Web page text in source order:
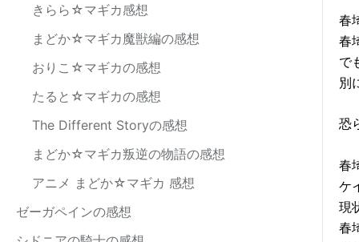
きらら☆マギカ感想
まどか☆マギカ魔獣編の感想
おりこ☆マギカの感想
たると☆マギカの感想
The Different Storyの感想
まどか☆マギカ叛逆の物語の感想
アニメ まどか☆マギカ 感想
ゼーガペインの感想
春
春
で
別
恐
春
ケ
現
春